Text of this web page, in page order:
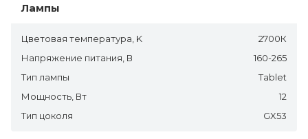
Лампы
Цветовая температура, K
2700К
Напряжение питания, В
160-265
Тип лампы
Tablet
Мощность, Вт
12
Тип цоколя
GX53